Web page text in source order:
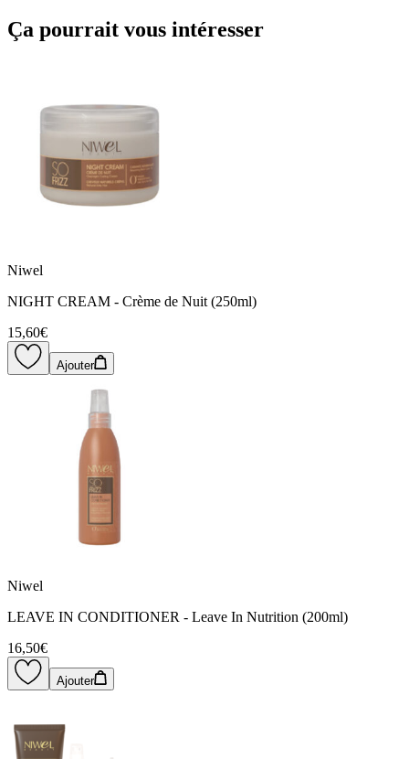
Ça pourrait vous intéresser
Niwel
NIGHT CREAM - Crème de Nuit (250ml)
15,60€
Ajouter
Niwel
LEAVE IN CONDITIONER - Leave In Nutrition (200ml)
16,50€
Ajouter